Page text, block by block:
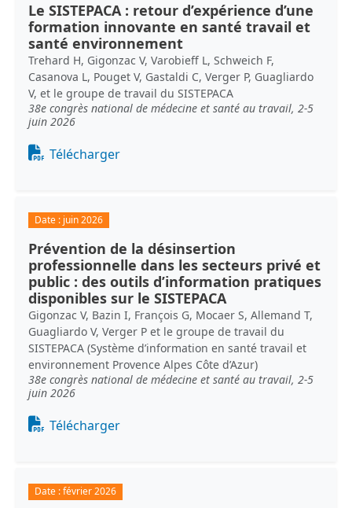
Le SISTEPACA : retour d’expérience d’une
formation innovante en santé travail et
santé environnement
Trehard H, Gigonzac V, Varobieff L, Schweich F,
Casanova L, Pouget V, Gastaldi C, Verger P, Guagliardo
V, et le groupe de travail du SISTEPACA
38e congrès national de médecine et santé au travail, 2-5
juin 2026
Document
Télécharger
Date : juin 2026
Prévention de la désinsertion
professionnelle dans les secteurs privé et
public : des outils d’information pratiques
disponibles sur le SISTEPACA
Gigonzac V, Bazin I, François G, Mocaer S, Allemand T,
Guagliardo V, Verger P et le groupe de travail du
SISTEPACA (Système d’information en santé travail et
environnement Provence Alpes Côte d’Azur)
38e congrès national de médecine et santé au travail, 2-5
juin 2026
Document
Télécharger
Date :février 2026